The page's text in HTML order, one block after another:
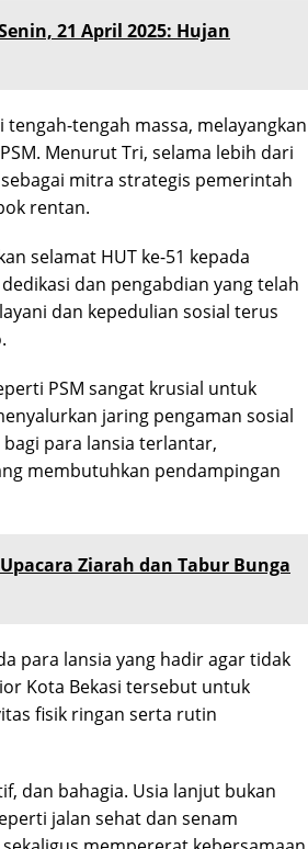
21 April 2025: Hujan
tengah massa, melayangkan
Menurut Tri, selama lebih dari
mitra strategis pemerintah
rentan.
selamat HUT ke-51 kepada
dan pengabdian yang telah
dan kepedulian sosial terus
PSM sangat krusial untuk
jaring pengaman sosial
para lansia terlantar,
membutuhkan pendampingan
Ziarah dan Tabur Bunga
para lansia yang hadir agar tidak
Kota Bekasi tersebut untuk
fisik ringan serta rutin
dan bahagia. Usia lanjut bukan
jalan sehat dan senam